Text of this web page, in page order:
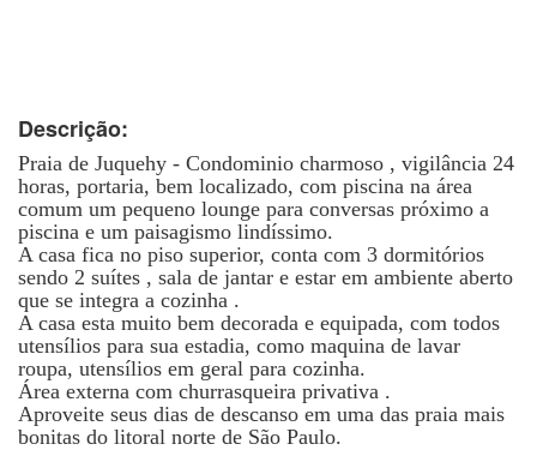
Descrição:
Praia de Juquehy - Condominio charmoso , vigilância 24
horas, portaria, bem localizado, com piscina na área
comum um pequeno lounge para conversas próximo a
piscina e um paisagismo lindíssimo.
A casa fica no piso superior, conta com 3 dormitórios
sendo 2 suítes , sala de jantar e estar em ambiente aberto
que se integra a cozinha .
A casa esta muito bem decorada e equipada, com todos
utensílios para sua estadia, como maquina de lavar
roupa, utensílios em geral para cozinha.
Área externa com churrasqueira privativa .
Aproveite seus dias de descanso em uma das praia mais
bonitas do litoral norte de São Paulo.